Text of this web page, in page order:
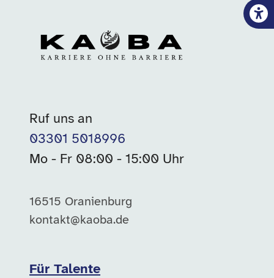
Ruf uns an
03301 5018996
Mo - Fr 08:00 - 15:00 Uhr
16515 Oranienburg
kontakt@kaoba.de
Für Talente